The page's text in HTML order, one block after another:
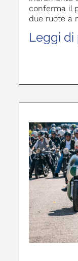
conferma il
due ruote a
Leggi di